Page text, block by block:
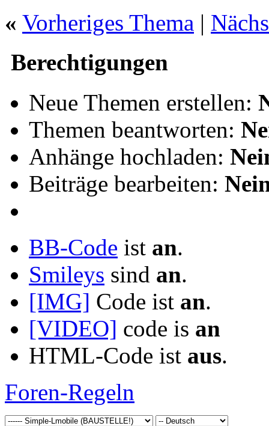
« Vorheriges Thema |
Berechtigungen
Neue Themen erstellen:
Themen beantworten:
Anhänge hochladen:
Beiträge bearbeiten:
BB-Code ist an.
Smileys sind an.
[IMG] Code ist an.
[VIDEO] code is an
HTML-Code ist aus.
Foren-Regeln